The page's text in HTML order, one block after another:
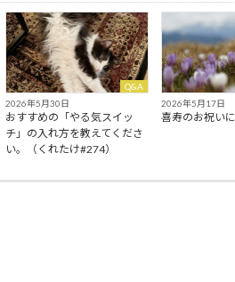
Q&A
2026年5月30日
おすすめの「やる気スイッ
チ」の入れ方を教えてくださ
い。（くれたけ#274）
2026年5月17日
喜寿のお祝いに